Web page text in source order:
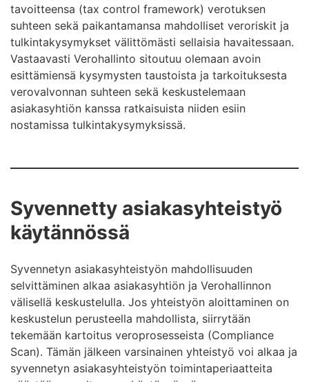
tavoitteensa (tax control framework) verotuksen
suhteen sekä paikantamansa mahdolliset veroriskit ja
tulkintakysymykset välittömästi sellaisia havaitessaan.
Vastaavasti Verohallinto sitoutuu olemaan avoin
esittämiensä kysymysten taustoista ja tarkoituksesta
verovalvonnan suhteen sekä keskustelemaan
asiakasyhtiön kanssa ratkaisuista niiden esiin
nostamissa tulkintakysymyksissä.
Syvennetty asiakasyhteistyö
käytännössä
Syvennetyn asiakasyhteistyön mahdollisuuden
selvittäminen alkaa asiakasyhtiön ja Verohallinnon
välisellä keskustelulla. Jos yhteistyön aloittaminen on
keskustelun perusteella mahdollista, siirrytään
tekemään kartoitus veroprosesseista (Compliance
Scan). Tämän jälkeen varsinainen yhteistyö voi alkaa ja
syvennetyn asiakasyhteistyön toimintaperiaatteita